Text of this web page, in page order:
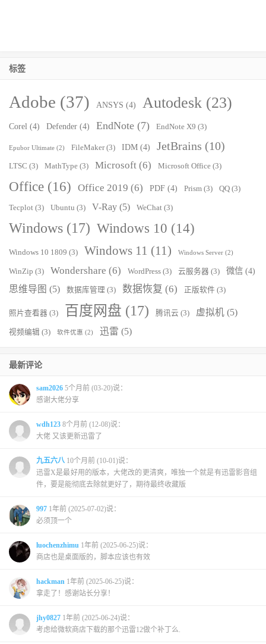
标签
Adobe (37) ANSYS (4) Autodesk (23)
Corel (4) Defender (4) EndNote (7) EndNote X9 (3)
Epubor Ultimate (2) FileMaker(3) IDM (4) JetBrains (10)
LTSC (3) MathType (3) Microsoft (6) Microsoft Office (3)
Office (16) Office 2019 (6) PDF (4) Prism (3) QQ (3)
Tecplot (3) Ubuntu (3) V-Ray (5) WeChat (3)
Windows (17) Windows 10 (14)
Windows 10 1809 (3) Windows 11 (11) Windows Server (2)
WinZip (3) Wondershare (6) WordPress (3) 云服务器 (3) 微信 (4)
思维导图 (5) 数据库管理 (3) 数据恢复 (6) 正版软件 (3)
照片查看器 (3) 百度网盘 (17) 腾讯云 (3) 虚拟机 (5)
视频编辑 (3) 软件优惠 (2) 迅雷 (5)
最新评论
sam2026 5个月前 (03-20)说：
感谢大佬分享
wdh123 8个月前 (12-08)说：
大佬 又该更新迅雷了
九五六八 10个月前 (10-01)说：
迅雷X是最好用的版本，大佬改的更清爽，唯独一个就是有迅雷影音组
件，要是能彻底去除就更好了，期待最终收藏版
997 1年前 (2025-07-02)说：
必须顶一个
luochenzhimu 1年前 (2025-06-25)说：
商店也是桌面版的，脚本应该也有效
hackman 1年前 (2025-06-25)说：
拿走了！感谢站长分享！
jhy0827 1年前 (2025-06-24)说：
考虑给微软商店下载的那个迅雷12做个补丁么.